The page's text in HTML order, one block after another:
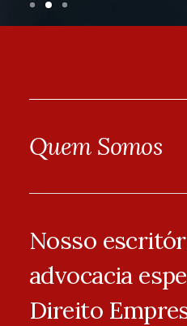
Quem Somos
Nosso
advocacia
Direito